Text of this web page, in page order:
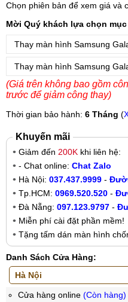
Chọn phiên bản để xem giá và
Mời Quý khách lựa chọn
Thay màn hình Samsung
Thay màn hình Samsung
(Giá trên không bao gồm
trước để giảm công thay)
Thời gian bảo hành: 6 Tháng (
Khuyến mãi
Giảm đến 200K khi liên hệ:
- Chat online: Chat Zalo
Hà Nội: 037.437.9999 -
Tp.HCM: 0969.520.520 -
Đà Nẵng: 097.123.9797 -
Miễn phí cài đặt phần mềm!
Tặng tấm dán màn hình
Danh Sách Cửa Hàng:
Cửa hàng online (Còn hàng)